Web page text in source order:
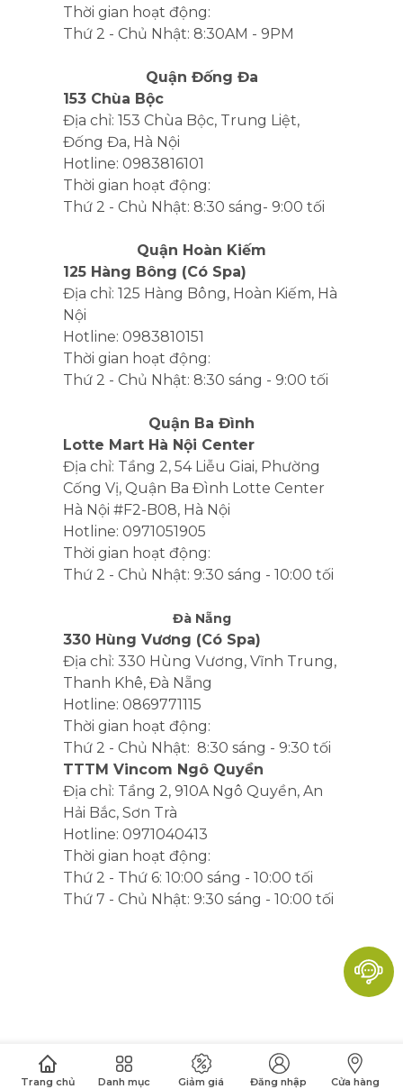
Trang chủ Danh mục Giảm giá Đăng nhập Cửa hàng
Thời gian hoạt động:
Thứ 2 - Chủ Nhật: 8:30AM - 9PM
Quận Đống Đa
153 Chùa Bộc
Địa chỉ: 153 Chùa Bộc, Trung Liệt,
Đống Đa, Hà Nội
Hotline: 0983816101
Thời gian hoạt động:
Thứ 2 - Chủ Nhật: 8:30 sáng- 9:00 tối
Quận Hoàn Kiếm
125 Hàng Bông (Có Spa)
Địa chỉ: 125 Hàng Bông, Hoàn Kiếm, Hà
Nội
Hotline: 0983810151
Thời gian hoạt động:
Thứ 2 - Chủ Nhật: 8:30 sáng - 9:00 tối
Quận Ba Đình
Lotte Mart Hà Nội Center
Địa chỉ: Tầng 2, 54 Liễu Giai, Phường
Cống Vị, Quận Ba Đình Lotte Center
Hà Nội #F2-B08, Hà Nội
Hotline: 0971051905
Thời gian hoạt động:
Thứ 2 - Chủ Nhật: 9:30 sáng - 10:00 tối
Đà Nẵng
330 Hùng Vương (Có Spa)
Địa chỉ: 330 Hùng Vương, Vĩnh Trung,
Thanh Khê, Đà Nẵng
Hotline: 0869771115
Thời gian hoạt động:
Thứ 2 - Chủ Nhật: 8:30 sáng - 9:30 tối
TTTM Vincom Ngô Quyền
Địa chỉ: Tầng 2, 910A Ngô Quyền, An
Hải Bắc, Sơn Trà
Hotline: 0971040413
Thời gian hoạt động:
Thứ 2 - Thứ 6: 10:00 sáng - 10:00 tối
Thứ 7 - Chủ Nhật: 9:30 sáng - 10:00 tối
Thông số sản phẩm